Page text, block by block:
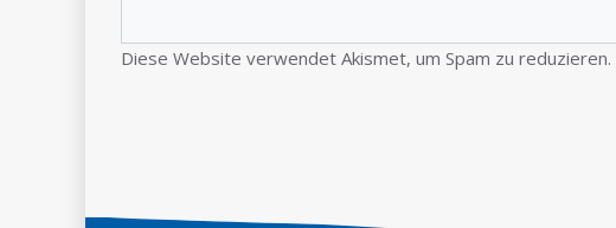
Diese Website verwendet Akismet, um Spam zu reduzieren.